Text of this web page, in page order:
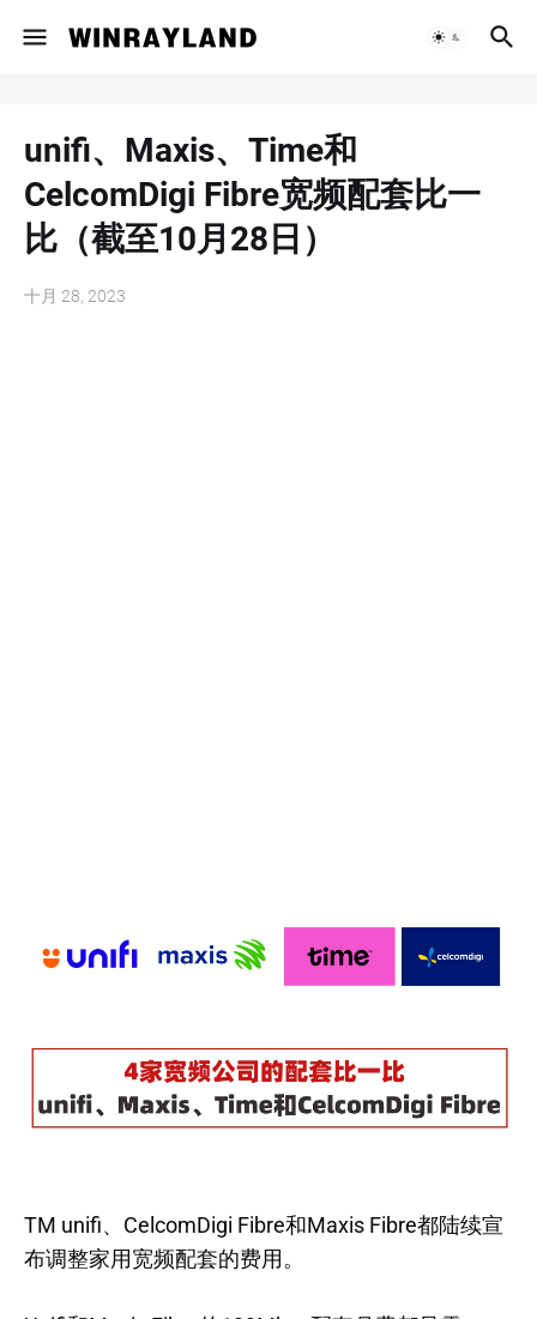
unifi、Maxis、Time和
CelcomDigi Fibre宽频配套比一
比（截至10月28日）
十月 28, 2023
TM unifi、CelcomDigi Fibre和Maxis Fibre都陆续宣
布调整家用宽频配套的费用。